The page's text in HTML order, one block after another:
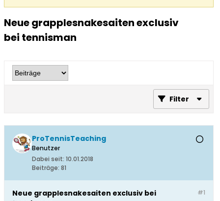
Neue grapplesnakesaiten exclusiv
bei tennisman
Filter
ProTennisTeaching
Benutzer
Dabei seit: 10.01.2018
Beiträge: 81
#1
Neue grapplesnakesaiten exclusiv bei